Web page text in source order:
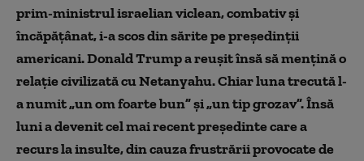
prim-ministrul israelian viclean, combativ și
încăpățânat, i-a scos din sărite pe președinții
americani. Donald Trump a reușit însă să mențină o
relație civilizată cu Netanyahu. Chiar luna trecută l-
a numit „un om foarte bun” și „un tip grozav”. Însă
luni a devenit cel mai recent președinte care a
recurs la insulte, din cauza frustrării provocate de